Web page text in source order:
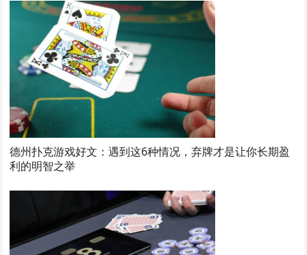
德州扑克游戏好文：遇到这6种情况，弃牌才是让你长期盈
利的明智之举